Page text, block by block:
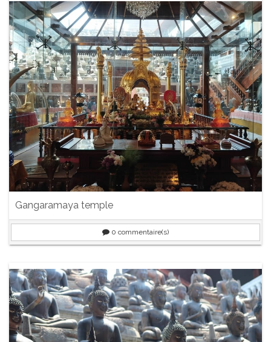
Gangaramaya temple
0 commentaire(s)